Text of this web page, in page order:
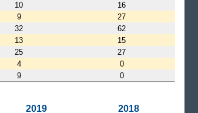
10
16
9
27
32
62
13
15
25
27
4
0
9 0
2019 2018